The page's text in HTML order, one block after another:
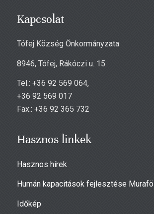
Kapcsolat
Tófej Község Önkormányzata
8946, Tófej, Rákóczi u. 15.
Tel.: +36 92 569 064,
+36 92 569 017
Fax.: +36 92 365 732
Hasznos linkek
Hasznos hírek
Humán kapacitások fejlesztése
Időkép